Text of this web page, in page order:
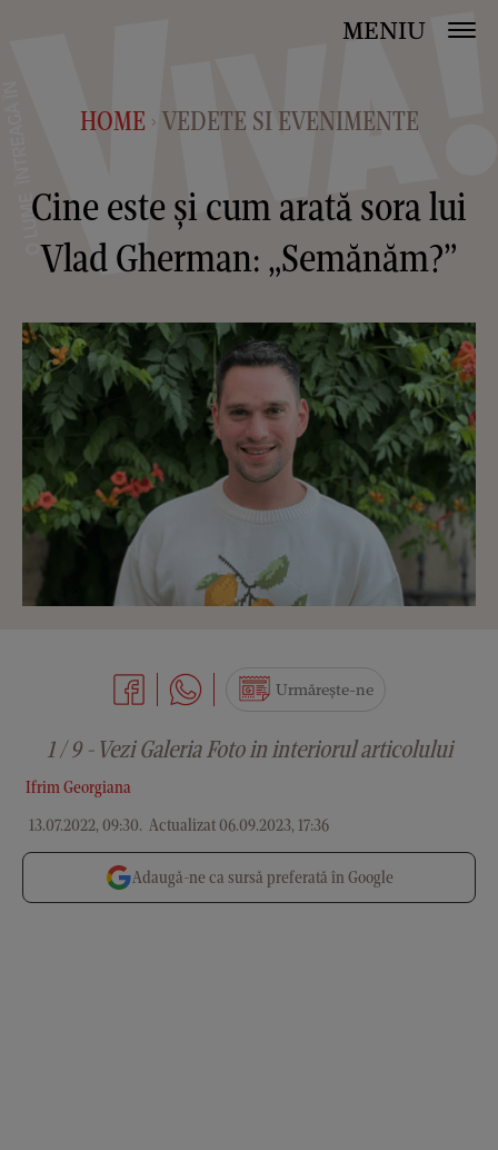
MENIU
HOME > VEDETE SI EVENIMENTE
Cine este și cum arată sora lui
Vlad Gherman: „Semănăm?”
Ifrim Georgiana
13.07.2022, 09:30. Actualizat 06.09.2023, 17:36
Urmărește-ne
1 / 9 - Vezi Galeria Foto in interiorul articolului
Adaugă-ne ca sursă preferată în Google